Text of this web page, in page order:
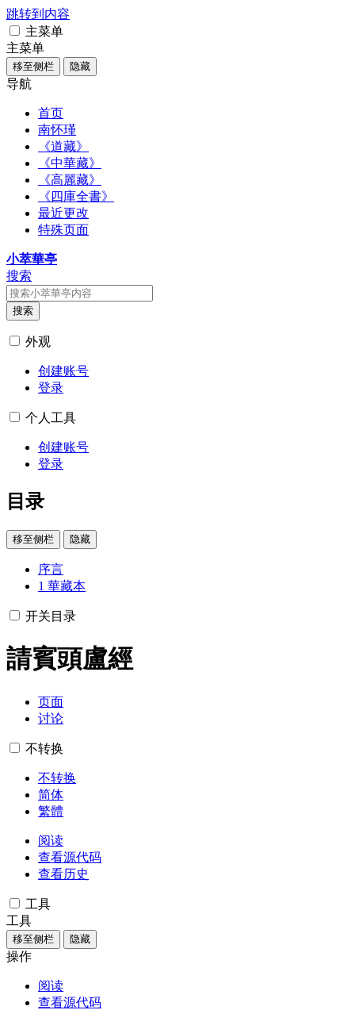
跳转到内容
主菜单
主菜单
移至侧栏 隐藏
导航
首页
南怀瑾
《道藏》
《中華藏》
《高麗藏》
《四庫全書》
最近更改
特殊页面
小萃華亭
搜索
搜索
外观
创建账号
登录
个人工具
创建账号
登录
目录
移至侧栏 隐藏
序言
1 華藏本
开关目录
請賓頭盧經
页面
讨论
不转换
不转换
简体
繁體
阅读
查看源代码
查看历史
工具
工具
移至侧栏 隐藏
操作
阅读
查看源代码